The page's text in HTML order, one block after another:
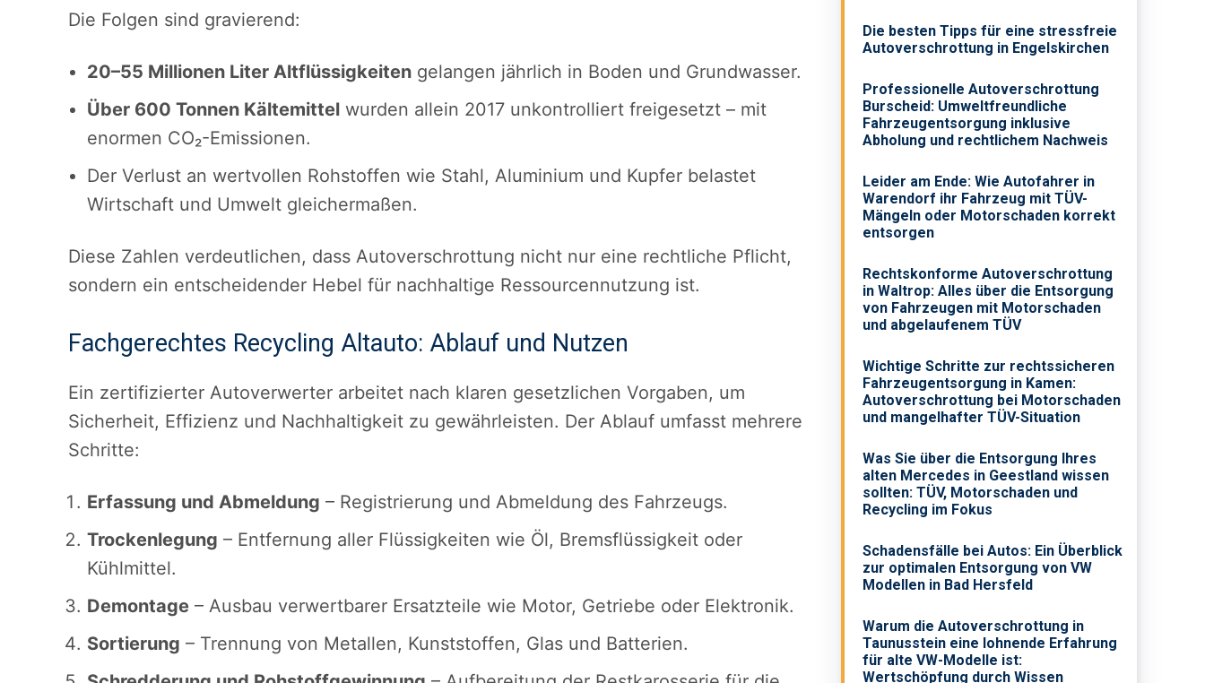
Die Folgen sind gravierend:
20–55 Millionen Liter Altflüssigkeiten gelangen jährlich in Boden und Grundwasser.
Über 600 Tonnen Kältemittel wurden allein 2017 unkontrolliert freigesetzt – mit
enormen CO₂-Emissionen.
Der Verlust an wertvollen Rohstoffen wie Stahl, Aluminium und Kupfer belastet
Wirtschaft und Umwelt gleichermaßen.
Diese Zahlen verdeutlichen, dass Autoverschrottung nicht nur eine rechtliche Pflicht,
sondern ein entscheidender Hebel für nachhaltige Ressourcennutzung ist.
Fachgerechtes Recycling Altauto: Ablauf und Nutzen
Ein zertifizierter Autoverwerter arbeitet nach klaren gesetzlichen Vorgaben, um
Sicherheit, Effizienz und Nachhaltigkeit zu gewährleisten. Der Ablauf umfasst mehrere
Schritte:
Erfassung und Abmeldung – Registrierung und Abmeldung des Fahrzeugs.
Trockenlegung – Entfernung aller Flüssigkeiten wie Öl, Bremsflüssigkeit oder
Kühlmittel.
Demontage – Ausbau verwertbarer Ersatzteile wie Motor, Getriebe oder Elektronik.
Sortierung – Trennung von Metallen, Kunststoffen, Glas und Batterien.
Die besten Tipps für eine stressfreie
Autoverschrottung in Engelskirchen
Professionelle Autoverschrottung
Burscheid: Umweltfreundliche
Fahrzeugentsorgung inklusive
Abholung und rechtlichem Nachweis
Leider am Ende: Wie Autofahrer in
Warendorf ihr Fahrzeug mit TÜV-
Mängeln oder Motorschaden korrekt
entsorgen
Rechtskonforme Autoverschrottung
in Waltrop: Alles über die Entsorgung
von Fahrzeugen mit Motorschaden
und abgelaufenem TÜV
Wichtige Schritte zur rechtssicheren
Fahrzeugentsorgung in Kamen:
Autoverschrottung bei Motorschaden
und mangelhafter TÜV-Situation
Was Sie über die Entsorgung Ihres
alten Mercedes in Geestland wissen
sollten: TÜV, Motorschaden und
Recycling im Fokus
Schadensfälle bei Autos: Ein Überblick
zur optimalen Entsorgung von VW
Modellen in Bad Hersfeld
Warum die Autoverschrottung in
Taunusstein eine lohnende Erfahrung
für alte VW-Modelle ist:
Wertschöpfung durch Wissen